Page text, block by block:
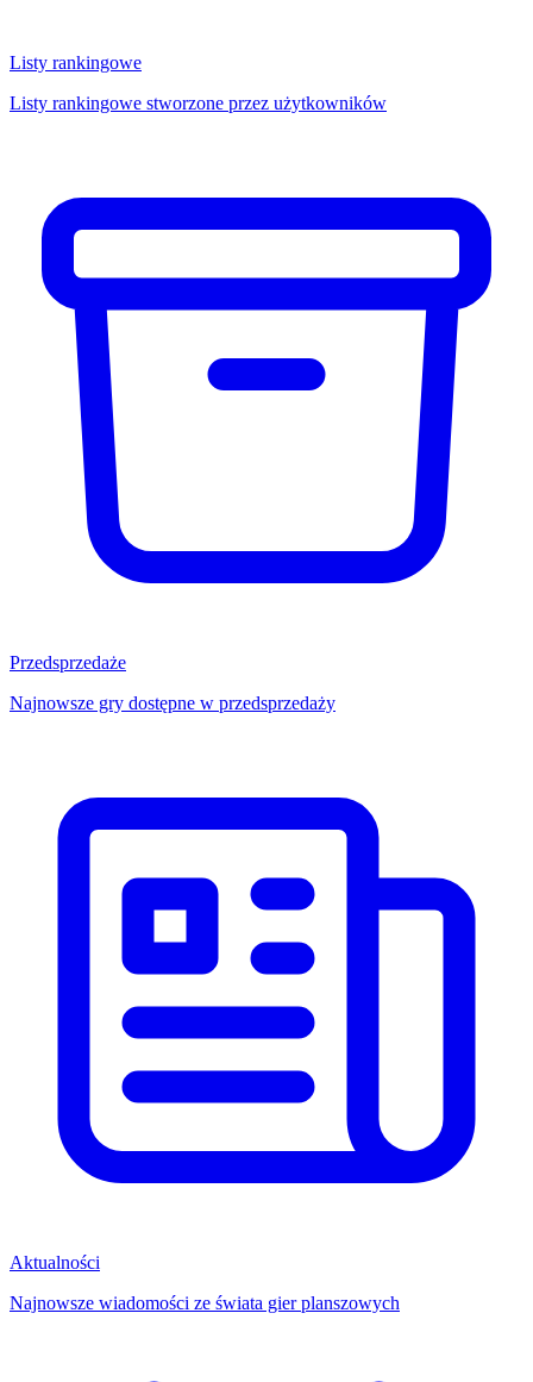
Listy rankingowe
Listy rankingowe stworzone przez użytkowników
Przedsprzedaże
Najnowsze gry dostępne w przedsprzedaży
Aktualności
Najnowsze wiadomości ze świata gier planszowych